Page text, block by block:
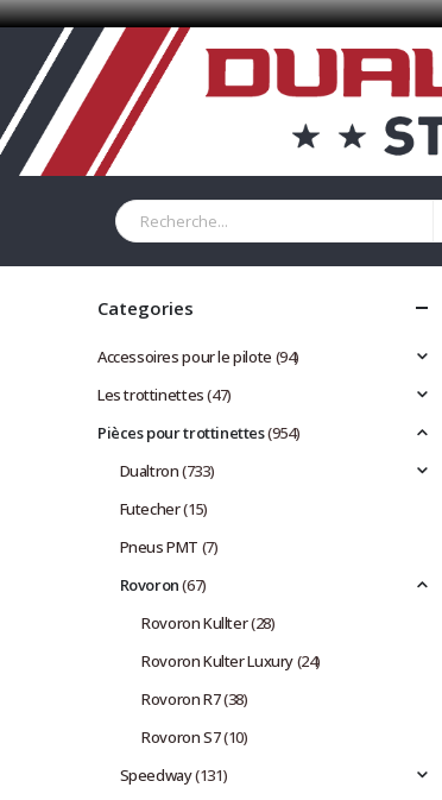
Categories
Accessoires pour le pilote (94)
Les trottinettes(47)
Pièces pour trottinettes(954)
Dualtron(733)
Futecher(15)
Pneus PMT (7)
Rovoron(67)
Rovoron Kullter(28)
Rovoron Kulter Luxury(24)
Rovoron R7(38)
Rovoron S7(10)
Speedway(131)